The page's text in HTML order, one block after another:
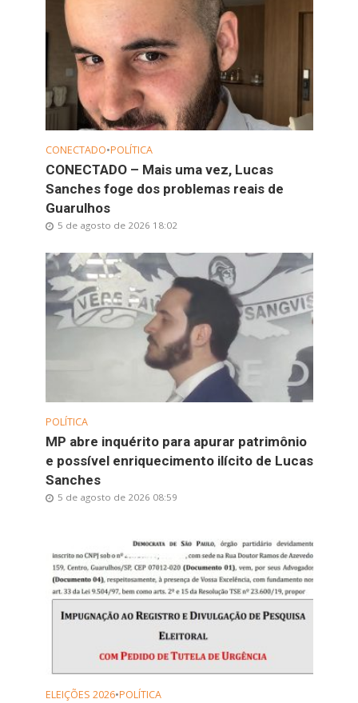
CONECTADO•POLÍTICA
CONECTADO – Mais uma vez, Lucas
Sanches foge dos problemas reais de
Guarulhos
5 de agosto de 2026 18:02
POLÍTICA
MP abre inquérito para apurar patrimônio
e possível enriquecimento ilícito de Lucas
Sanches
5 de agosto de 2026 08:59
ELEIÇÕES 2026•POLÍTICA